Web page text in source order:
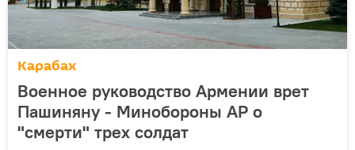
Карабах
Военное руководство Армении врет
Пашиняну - Минобороны АР о
"смерти" трех солдат